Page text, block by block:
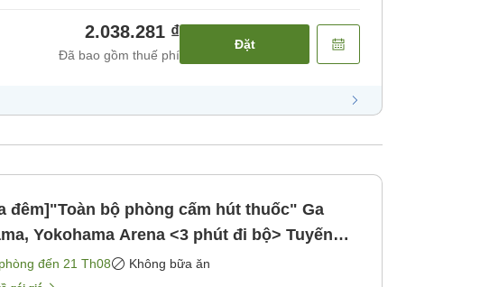
2.038.281 ₫
Đã bao gồm thuế phí
Đặt
đêm]"Toàn bộ phòng cấm hút thuốc" Ga
Yokohama Arena <3 phút đi bộ> Tuyến
gồm bữa ăn]
đến 21 Th08 Không bữa ăn